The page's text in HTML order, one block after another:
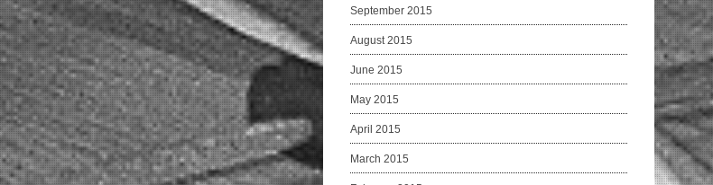
September 2015
August 2015
June 2015
May 2015
April 2015
March 2015